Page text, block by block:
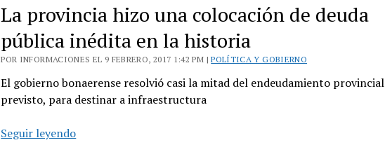
La provincia hizo una colocación de deuda
pública inédita en la historia
POR INFORMACIONES EL 9 FEBRERO, 2017 1:42 PM |POLÍTICA Y GOBIERNO
El gobierno bonaerense resolvió casi la mitad del endeudamiento provincial
previsto, para destinar a infraestructura
Seguir leyendoLa